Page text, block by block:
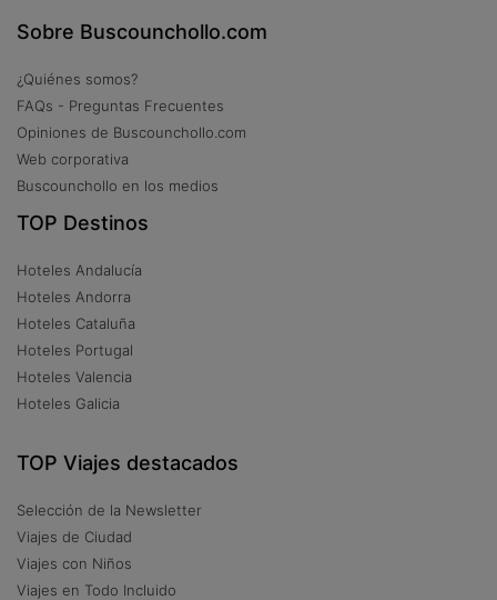
Sobre Buscounchollo.com
¿Quiénes somos?
FAQs - Preguntas Frecuentes
Opiniones de Buscounchollo.com
Web corporativa
Buscounchollo en los medios
TOP Destinos
Hoteles Andalucía
Hoteles Andorra
Hoteles Cataluña
Hoteles Portugal
Hoteles Valencia
Hoteles Galicia
TOP Viajes destacados
Selección de la Newsletter
Viajes de Ciudad
Viajes con Niños
Viajes en Todo Incluido